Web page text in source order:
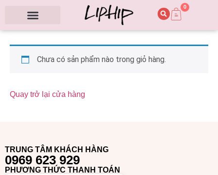
0
Chưa có sản phẩm nào trong giỏ hàng.
Quay trở lại cửa hàng
TRUNG TÂM KHÁCH HÀNG
0969 623 929
PHƯƠNG THỨC THANH TOÁN